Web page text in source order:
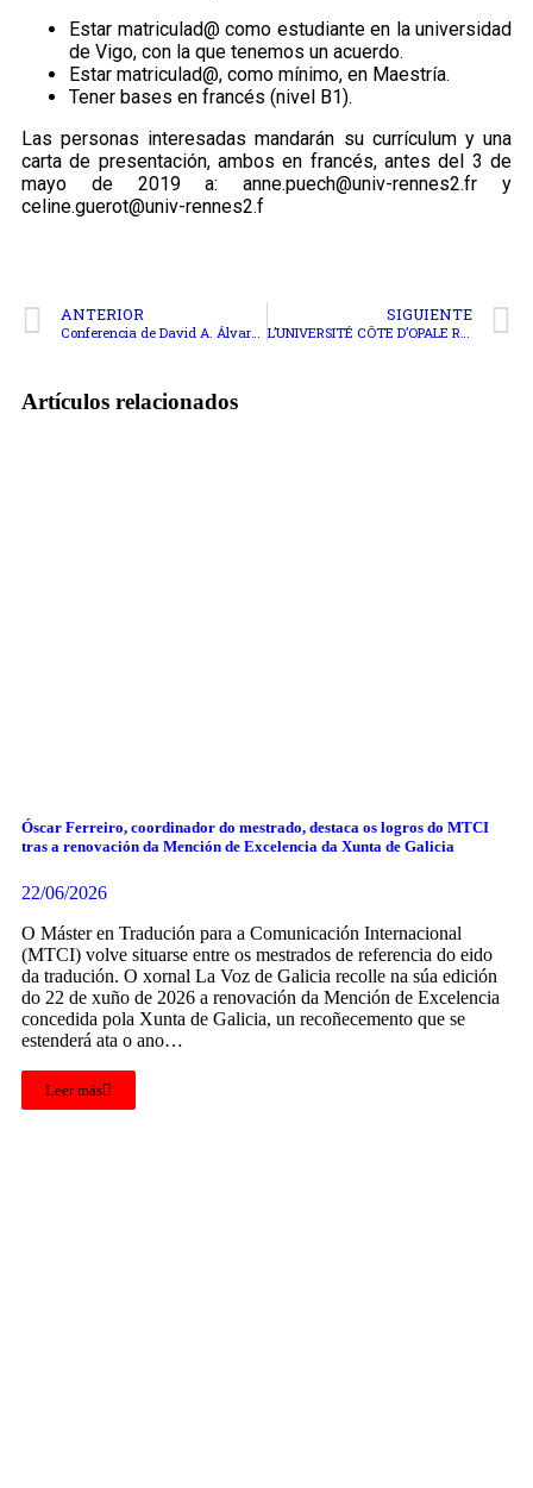
Estar matriculad@ como estudiante en la universidad
de Vigo, con la que tenemos un acuerdo.
Estar matriculad@, como mínimo, en Maestría.
Tener bases en francés (nivel B1).
Las personas interesadas mandarán su currículum y una
carta de presentación, ambos en francés, antes del 3 de
mayo de 2019 a: anne.puech@univ-rennes2.fr y
celine.guerot@univ-rennes2.f
ANTERIOR SIGUIENTE
Artículos relacionados
Óscar Ferreiro, coordinador do mestrado, destaca os logros do MTCI
tras a renovación da Mención de Excelencia da Xunta de Galicia
22/06/2026
O Máster en Tradución para a Comunicación Internacional
(MTCI) volve situarse entre os mestrados de referencia do eido
da tradución. O xornal La Voz de Galicia recolle na súa edición
do 22 de xuño de 2026 a renovación da Mención de Excelencia
concedida pola Xunta de Galicia, un recoñecemento que se
estenderá ata o ano…
Leer más